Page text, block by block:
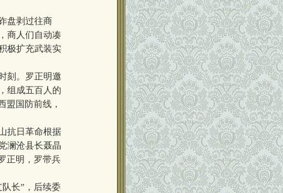
盘剥过往商
商人们自动凑
极扩充武装实
刻。罗正明邀
组成五百人的
盟国防前线，
抗日革命根据
澜沧县长聂晶
正明，罗带兵
长”，后续委